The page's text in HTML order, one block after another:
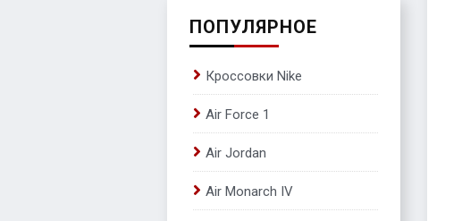
ПОПУЛЯРНОЕ
Кроссовки Nike
Air Force 1
Air Jordan
Air Monarch IV